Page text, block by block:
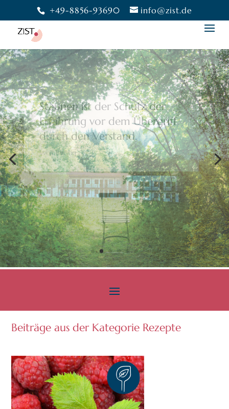
+49-8856-93690 info@zist.de
Bewusstheit gibt uns die
Freiheit,eine Wahl zu treffen.
Moshé Feldenkrais
Beiträge aus der Kategorie Rezepte